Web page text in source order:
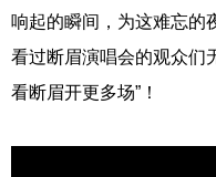
响起的瞬间，为这难忘的
看过断眉演唱会的观众们
看断眉开更多场”！